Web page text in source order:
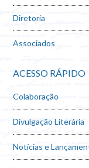
Diretoria
Associados
ACESSO RÁPIDO
Colaboração
Divulgação Literária
Notícias e